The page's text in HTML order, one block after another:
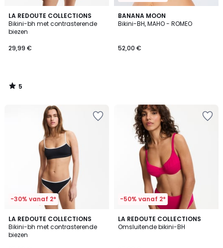
LA REDOUTE COLLECTIONS
Bikini-bh met contrasterende
biezen
29,99 €
5
/
5
5
/
BANANA MOON
Bikini-BH, MAHO - ROMEO
52,00 €
-30% vanaf 2*
LA REDOUTE COLLECTIONS
Bikini-bh met contrasterende
biezen
5
/
5
-50% vanaf 2*
LA REDOUTE COLLECTIONS
Omsluitende bikini-BH
2,8
/ 5